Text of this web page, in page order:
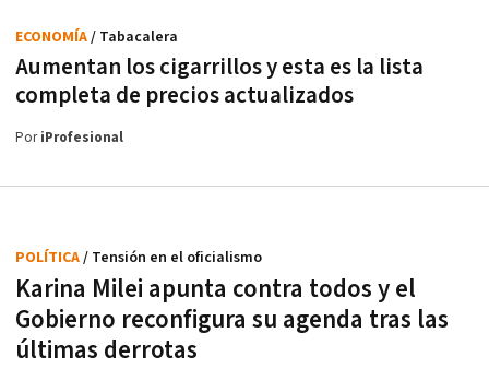
Aumentan los cigarrillos y esta es la lista
completa de precios actualizados
ECONOMÍA/ Tabacalera
PoriProfesional
Karina Milei apunta contra todos y el
Gobierno reconfigura su agenda tras las
últimas derrotas
POLÍTICA/ Tensión en el oficialismo